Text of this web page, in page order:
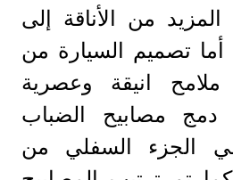
المزيد من الأناقة إلى
أما تصميم السيارة من
انيقة وعصرية
دمج مصابيح الضباب
الجزء السفلي من